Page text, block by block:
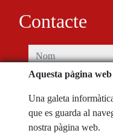
Contacte
nom
e-mail
Aquesta pàgina
Una galeta
que es guarda al
nostra pàgina web.